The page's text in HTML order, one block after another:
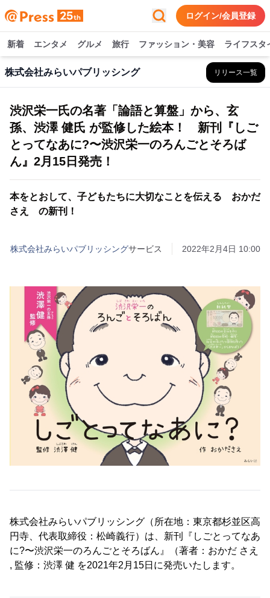
ログイン/会員登録
新着 エンタメ グルメ 旅行 ファッション・美容 ライフスタ
株式会社みらいパブリッシング リリース一覧
渋沢栄一氏の名著「論語と算盤」から、玄
孫、渋澤 健氏 が監修した絵本！ 新刊『しご
とってなあに?〜渋沢栄一のろんごとそろば
ん』2月15日発売！
本をとおして、子どもたちに大切なことを伝える おかだ
さえ の新刊！
株式会社みらいパブリッシングサービス 2022年2月4日 10:00
株式会社みらいパブリッシング（所在地：東京都杉並区高
円寺、代表取締役：松崎義行）は、新刊『しごとってなあ
に?〜渋沢栄一のろんごとそろばん』（著者：おかだ さえ
, 監修：渋澤 健 を2021年2月15日に発売いたします。